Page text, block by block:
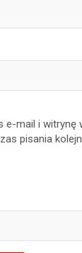
e-mail i witrynę
pisania